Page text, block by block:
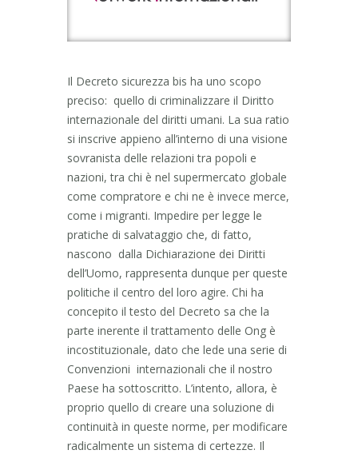
Il Decreto sicurezza bis ha uno scopo
preciso: quello di criminalizzare il Diritto
internazionale del diritti umani. La sua ratio
si inscrive appieno all’interno di una visione
sovranista delle relazioni tra popoli e
nazioni, tra chi è nel supermercato globale
come compratore e chi ne è invece merce,
come i migranti. Impedire per legge le
pratiche di salvataggio che, di fatto,
nascono dalla Dichiarazione dei Diritti
dell’Uomo, rappresenta dunque per queste
politiche il centro del loro agire. Chi ha
concepito il testo del Decreto sa che la
parte inerente il trattamento delle Ong è
incostituzionale, dato che lede una serie di
Convenzioni internazionali che il nostro
Paese ha sottoscritto. L’intento, allora, è
proprio quello di creare una soluzione di
continuità in queste norme, per modificare
radicalmente un sistema di certezze. Il